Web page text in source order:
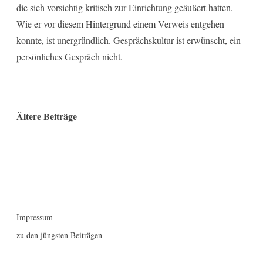
die sich vorsichtig kritisch zur Einrichtung geäußert hatten.
Wie er vor diesem Hintergrund einem Verweis entgehen
konnte, ist unergründlich. Gesprächskultur ist erwünscht, ein
persönliches Gespräch nicht.
Beitragsnavigation
Ältere Beiträge
Impressum
zu den jüngsten Beiträgen